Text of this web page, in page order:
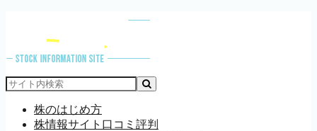
株のはじめ方
株情報サイト口コミ評判